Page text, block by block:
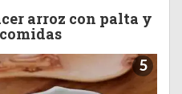
arroz con palta y
5